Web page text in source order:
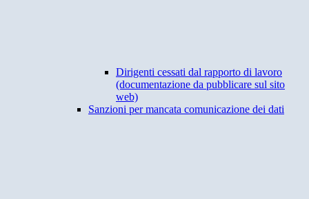
Dirigenti cessati dal rapporto di lavoro
(documentazione da pubblicare sul sito
web)
Sanzioni per mancata comunicazione dei dati